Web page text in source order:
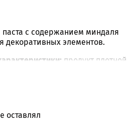
с содержанием миндаля
декоративных элементов.
продукт плотной
пластичный, кремового
оставлял